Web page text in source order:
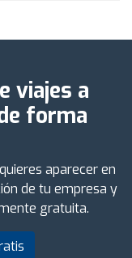
viajes a
forma
aparecer en
de tu empresa y
gratuita.